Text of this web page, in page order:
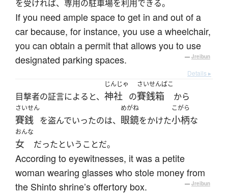
を受ければ、専用の駐車場を利用できる。
If you need ample space to get in and out of a
car because, for instance, you use a wheelchair,
you can obtain a permit that allows you to use
designated parking spaces.
— Jreibun
Details ▸
目撃者の証言によると、
じんじゃ
神社 の
さいせんばこ
賽銭箱 から
さいせん
賽銭 を盗んでいったのは、
めがね
眼鏡をかけた
こがら
小柄な
おんな
女 だったということだ。
According to eyewitnesses, it was a petite
woman wearing glasses who stole money from
the Shinto shrine’s offertory box.
— Jreibun